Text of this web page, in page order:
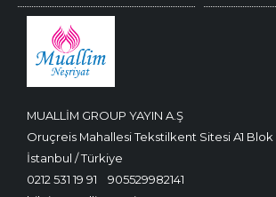
MUALLİM GROUP YAYIN A.Ş
Oruçreis Mahallesi Tekstilkent Sitesi A1
İstanbul / Türkiye
0212 531 19 91
905529982141